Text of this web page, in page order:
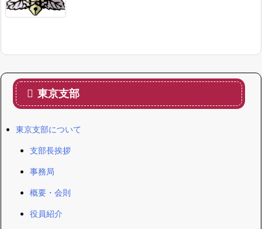
東京支部
東京支部について
支部長挨拶
事務局
概要・会則
役員紹介